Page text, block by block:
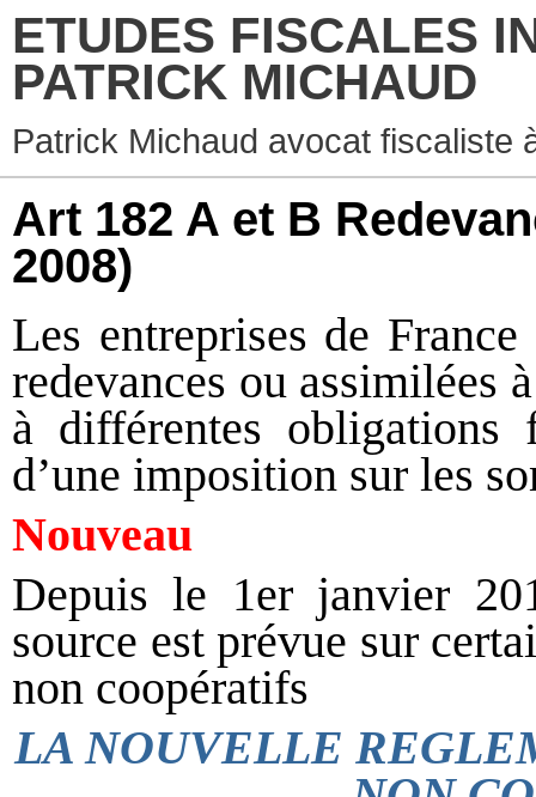
ETUDES FISCALES
PATRICK MICHAUD
Patrick Michaud avocat fiscaliste
Art 182 A et B
2008)
Les entreprises de
redevances ou assimilées
à différentes
d’une imposition sur les
Nouveau
Depuis le 1er janvier
source est prévue sur
non coopératifs
LA NOUVELLE